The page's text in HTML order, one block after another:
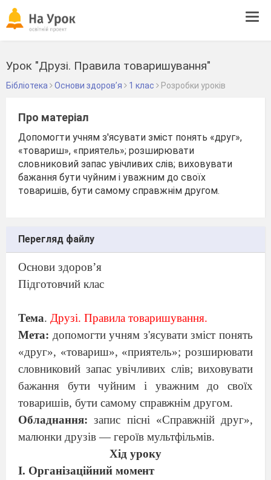
Урок "Друзі. Правила товаришування"
Бібліотека Основи здоров’я 1 клас Розробки уроків
Про матеріал
Допомогти учням з'ясувати зміст понять «друг»,
«товариш», «приятель»; розширювати
словниковий запас увічливих слів; виховувати
бажання бути чуйним і уважним до своїх
товаришів, бути самому справжнім другом.
Перегляд файлу
Основи здоров’я
Підготовчий клас
Тема. Друзі. Правила товаришування.
Мета: допомогти учням з'ясувати зміст понять
«друг», «товариш», «приятель»; розширювати
словниковий запас увічливих слів; виховувати
бажання бути чуйним і уважним до своїх
товаришів, бути самому справжнім другом.
Обладнання: запис пісні «Справжній друг»,
малюнки друзів — героїв мультфільмів.
Хід уроку
І. Організаційний момент